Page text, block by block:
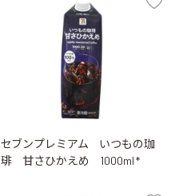
セブンプレミアム いつもの珈
琲 甘さひかえめ 1000ml *